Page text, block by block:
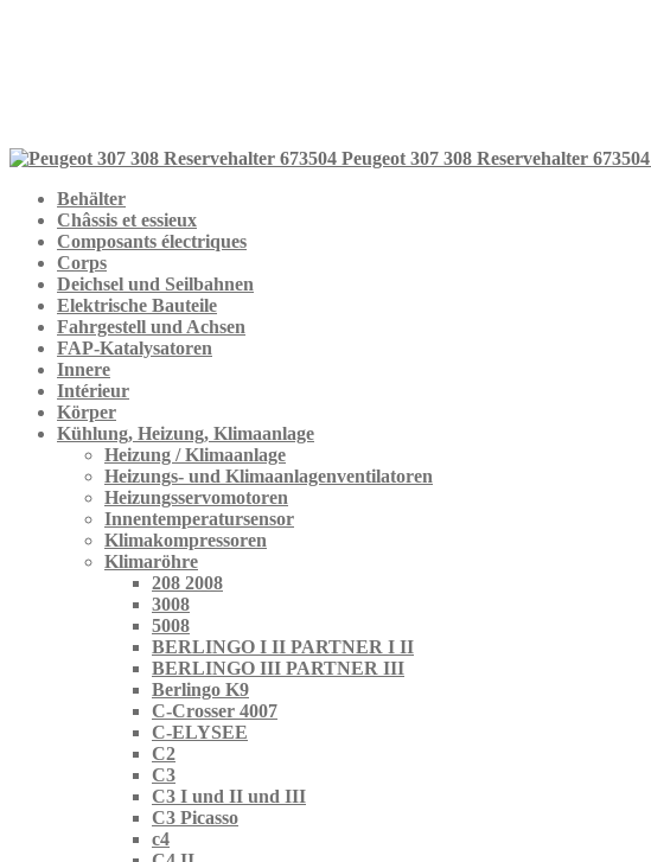
Peugeot 307 308 Reservehalter 673504
Behälter
Châssis et essieux
Composants électriques
Corps
Deichsel und Seilbahnen
Elektrische Bauteile
Fahrgestell und Achsen
FAP-Katalysatoren
Innere
Intérieur
Körper
Kühlung, Heizung, Klimaanlage
Heizung / Klimaanlage
Heizungs- und Klimaanlagenventilatoren
Heizungsservomotoren
Innentemperatursensor
Klimakompressoren
Klimaröhre
208 2008
3008
5008
BERLINGO I II PARTNER I II
BERLINGO III PARTNER III
Berlingo K9
C-Crosser 4007
C-ELYSEE
C2
C3
C3 I und II und III
C3 Picasso
c4